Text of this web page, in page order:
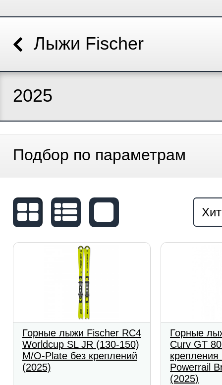
Лыжи Fischer
2025
Подбор по параметрам
Горные лыжи Fischer RC4
Worldcup SL JR (130-150)
M/O-Plate без креплений
(2025)
Горные
Curv GT
Powerrail
(2025)